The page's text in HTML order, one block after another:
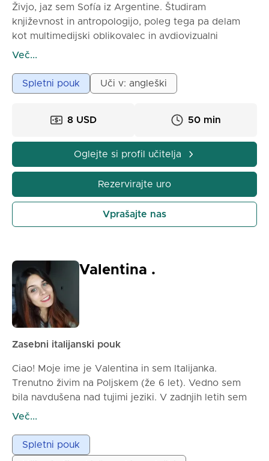
Živjo, jaz sem Sofía iz Argentine. Študiram
književnost in antropologijo, poleg tega pa delam
kot multimedijski oblikovalec in avdiovizualni
ustvarjalec. Obožujem jezike in kulturo ter uživam, ko
način.
Moji pouk je pogovoren in praktičen, osredotočen na
videoposnetke, pesmi, branje in vsakodnevne
Na mojih poukih boste pridobili samozavest pri
govorjenju, se naučili avtentičnih argentinskih izrazov
in razumeli, kako se jezik uporablja v vsakdanjem
življenju. Moj cilj je, da boste udobno govorili, uživali
v procesu in se povezali s kulturo, ki stoji za
Več...
Spletni pouk Uči v: angleški
8 USD 50 min
Oglejte si profil učitelja
Rezervirajte uro
Vprašajte nas
Valentina .
Zasebni italijanski pouk
Ciao! Moje ime je Valentina in sem Italijanka.
Trenutno živim na Poljskem (že 6 let). Vedno sem
bila navdušena nad tujimi jeziki. V zadnjih letih sem
se srečala z različnimi kulturami in z mnogimi tujci, ki
pomagala in jim dajala nasvete. Zaradi tega sem
pomislila na idejo poučevanja na strokovni ravni.
Več...
Spletni pouk